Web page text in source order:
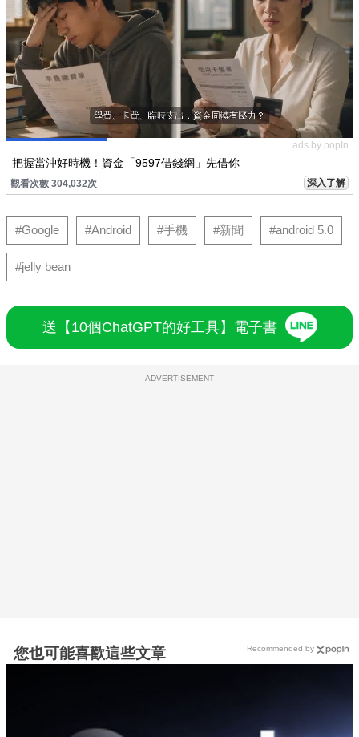
ads by popIn
把握當沖好時機！資金「9597借錢網」先借你
觀看次數 304,032次 深入了解
#Google #Android #手機 #新聞 #android 5.0
#jelly bean
送【10個ChatGPT的好工具】電子書
ADVERTISEMENT
您也可能喜歡這些文章 Recommended by